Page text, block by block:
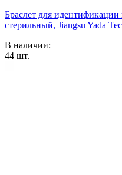
Браслет для
стерильный, Jiangsu Yada
В наличии:
44 шт.